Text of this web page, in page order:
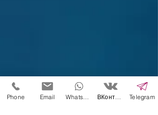
Phone Email Telegram